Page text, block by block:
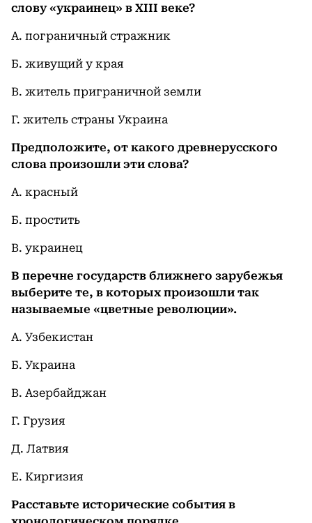
слову «украинец» в XIII веке?
А. пограничный стражник
Б. живущий у края
В. житель приграничной земли
Г. житель страны Украина
Предположите, от какого древнерусского
слова произошли эти слова?
А. красный
Б. простить
В. украинец
В перечне государств ближнего зарубежья
выберите те, в которых произошли так
называемые «цветные революции».
А. Узбекистан
Б. Украина
В. Азербайджан
Г. Грузия
Д. Латвия
Е. Киргизия
Расставьте исторические события в